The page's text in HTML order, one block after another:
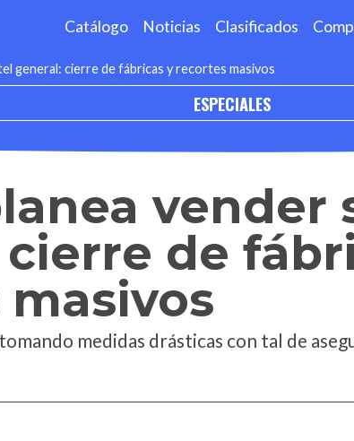
Catálogo Noticias Clasificados
general: cierre de fábricas y recortes masivos
ESPECIALES
vender
de
medidas drásticas con tal de